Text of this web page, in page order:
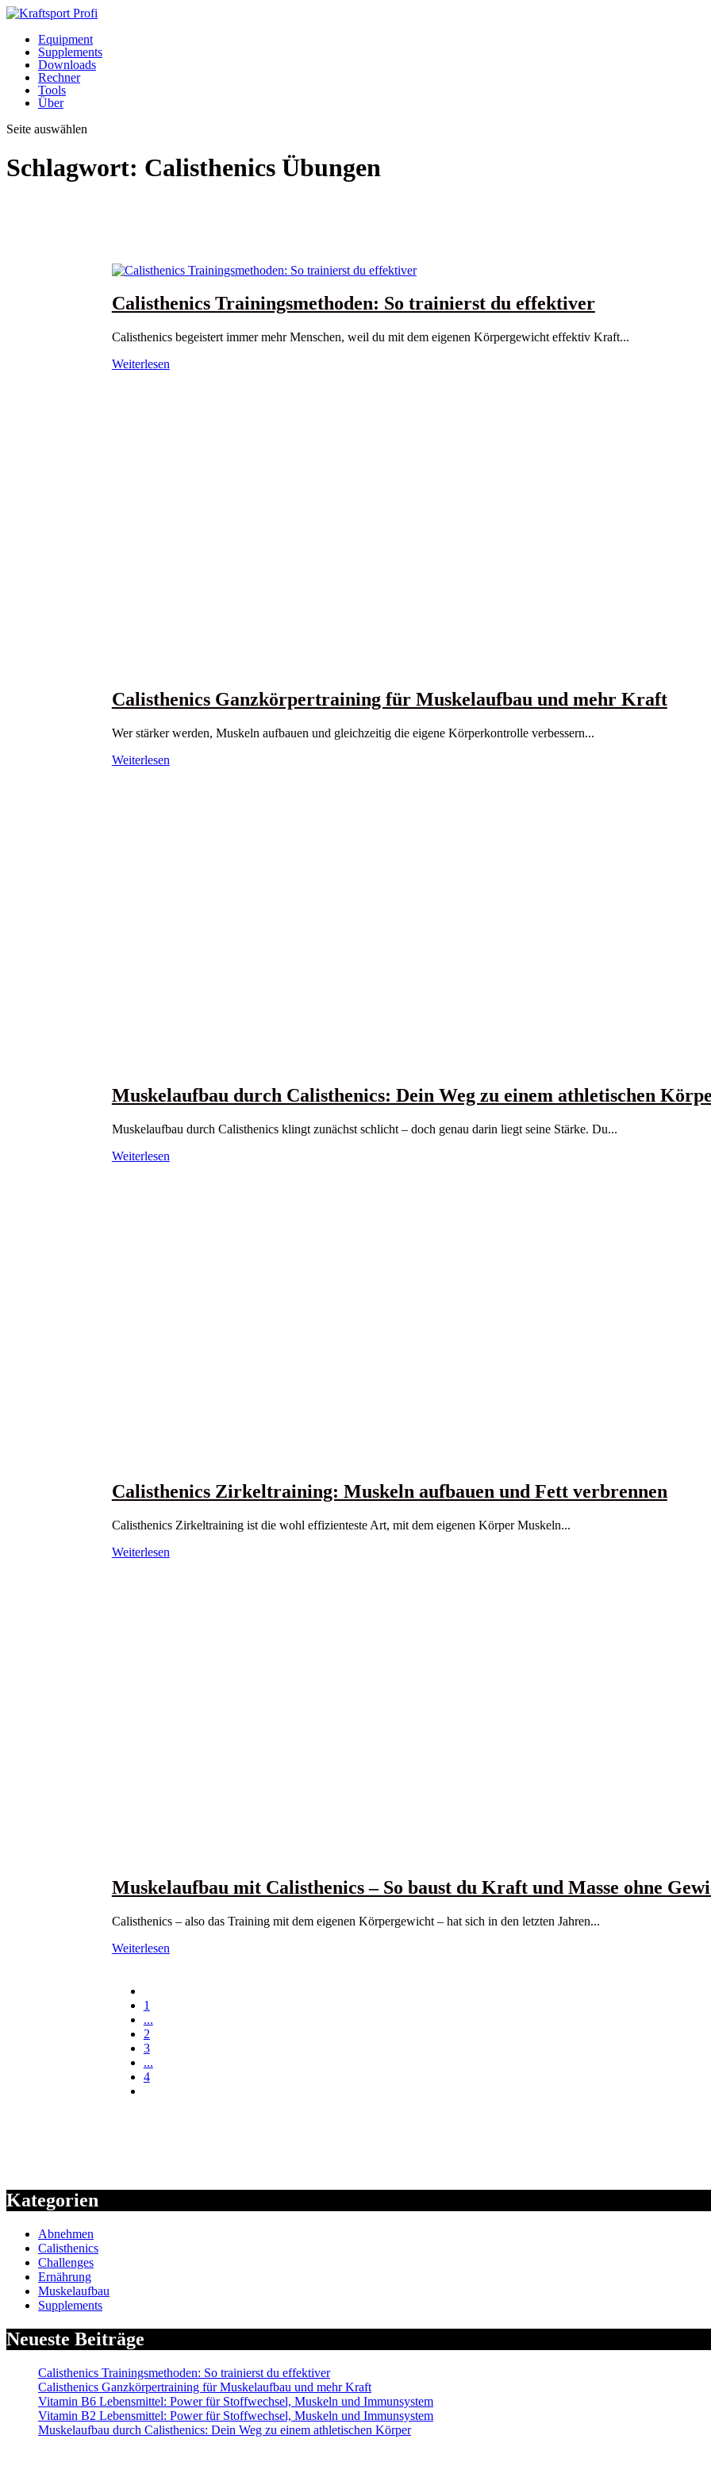
Equipment
Supplements
Downloads
Rechner
Tools
Über
Seite auswählen
Schlagwort: Calisthenics Übungen
Calisthenics Trainingsmethoden: So trainierst du effektiver
Calisthenics begeistert immer mehr Menschen, weil du mit dem eigenen Körpergewicht effektiv Kraft...
Weiterlesen
Calisthenics Ganzkörpertraining für Muskelaufbau und mehr Kraft
Wer stärker werden, Muskeln aufbauen und gleichzeitig die eigene Körperkontrolle verbessern...
Weiterlesen
Muskelaufbau durch Calisthenics: Dein Weg zu einem athletischen
Muskelaufbau durch Calisthenics klingt zunächst schlicht – doch genau darin liegt seine Stärke. Du...
Weiterlesen
Calisthenics Zirkeltraining: Muskeln aufbauen und Fett verbrennen
Calisthenics Zirkeltraining ist die wohl effizienteste Art, mit dem eigenen Körper Muskeln...
Weiterlesen
Muskelaufbau mit Calisthenics – So baust du Kraft und Masse ohne
Calisthenics – also das Training mit dem eigenen Körpergewicht – hat sich in den letzten Jahren...
Weiterlesen
1
...
2
3
...
4
Kategorien
Abnehmen
Calisthenics
Challenges
Ernährung
Muskelaufbau
Supplements
Neueste Beiträge
Calisthenics Trainingsmethoden: So trainierst du effektiver
Calisthenics Ganzkörpertraining für Muskelaufbau und mehr Kraft
Vitamin B6 Lebensmittel: Power für Stoffwechsel, Muskeln und Immunsystem
Vitamin B2 Lebensmittel: Power für Stoffwechsel, Muskeln und Immunsystem
Muskelaufbau durch Calisthenics: Dein Weg zu einem athletischen Körper